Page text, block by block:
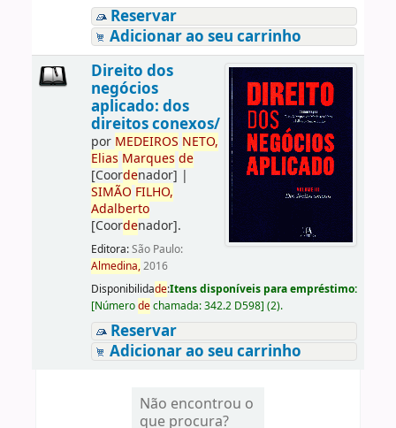
Reservar
Adicionar ao seu carrinho
Direito dos
negócios
aplicado: dos
direitos conexos/
por MEDEIROS NETO,
Elias Marques de
[Coordenador] |
SIMÃO FILHO,
Adalberto
[Coordenador].
Editora:São Paulo:
Almedina,2016
Disponibilidade:Itens disponíveis para empréstimo:
[Númerodechamada:342.2 D598] (2).
Reservar
Adicionar ao seu carrinho
Não encontrou o
que procura?